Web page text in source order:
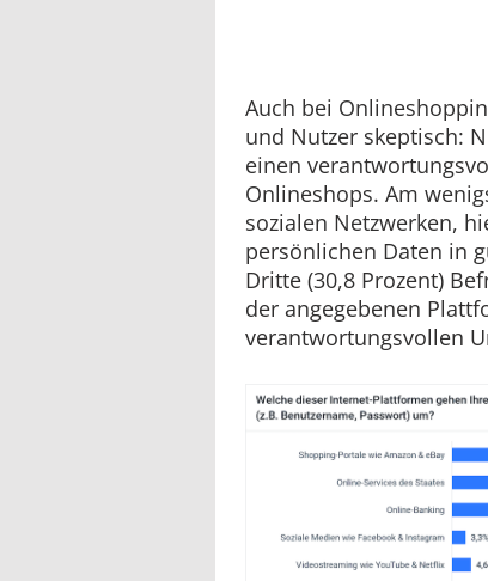
Auch bei
und Nutzer skeptisch:
einen
Onlineshops. Am
sozialen Netzwerken,
persönlichen Daten in
Dritte (30,8 Prozent)
der angegebenen
verantwortungsvollen